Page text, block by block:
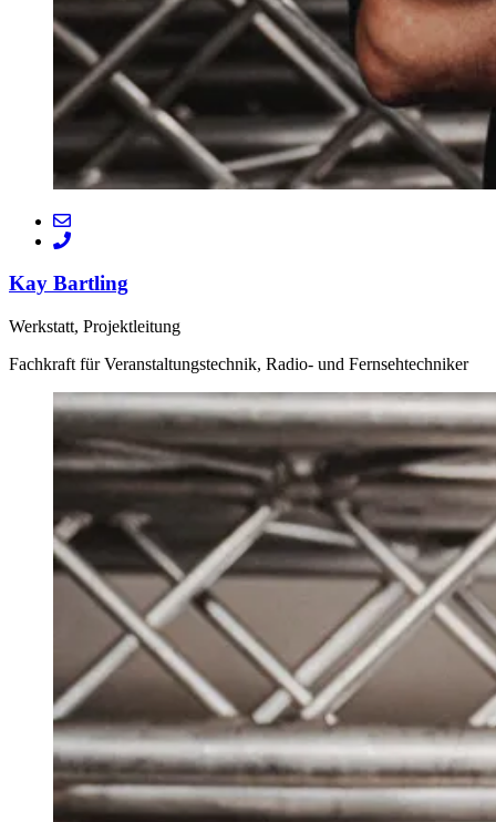
Kay Bartling
Werkstatt, Projektleitung
Fachkraft für Veranstaltungstechnik, Radio- und Fernsehtechniker